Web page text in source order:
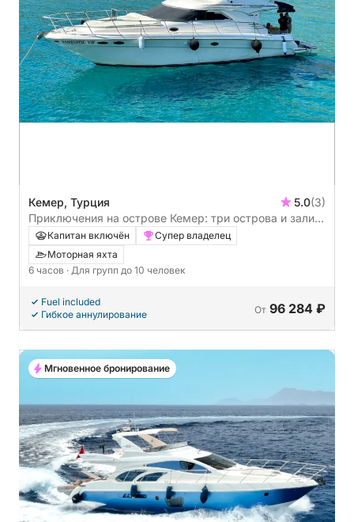
Кемер, Турция 5.0(3)
Приключения на острове Кемер: три острова и залив
Клеопатры
Капитан включён
Супер владелец
Моторная яхта
6 часов · Для групп до 10 человек
Fuel included
Гибкое аннулирование
От 96 284 ₽
Мгновенное бронирование